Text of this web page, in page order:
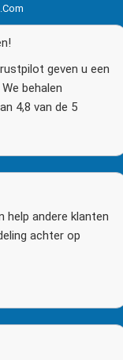
geven u een
behalen
4,8 van de 5
help andere klanten
achter op